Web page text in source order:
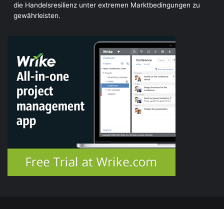
die Handelsresilienz unter extremen Marktbedingungen zu
gewährleisten.